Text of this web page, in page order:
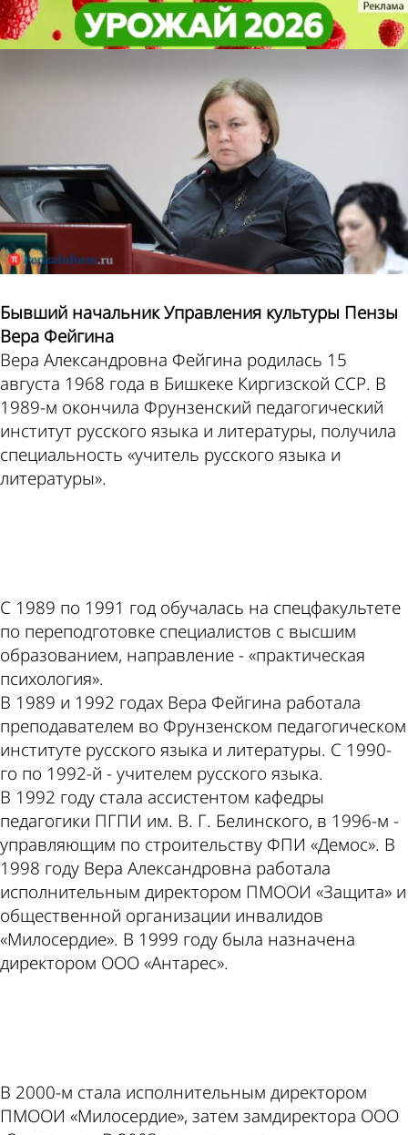
Фейгина Вера
Александровна
Персоны
Бывший начальник Управления культуры Пензы
Вера Фейгина
Вера Александровна Фейгина родилась 15
августа 1968 года в Бишкеке Киргизской ССР. В
1989-м окончила Фрунзенский педагогический
институт русского языка и литературы, получила
специальность «учитель русского языка и
литературы».
С 1989 по 1991 год обучалась на спецфакультете
по переподготовке специалистов с высшим
образованием, направление - «практическая
психология».
В 1989 и 1992 годах Вера Фейгина работала
преподавателем во Фрунзенском педагогическом
институте русского языка и литературы. С 1990-
го по 1992-й - учителем русского языка.
В 1992 году стала ассистентом кафедры
педагогики ПГПИ им. В. Г. Белинского, в 1996-м -
управляющим по строительству ФПИ «Демос». В
1998 году Вера Александровна работала
исполнительным директором ПМООИ «Защита» и
общественной организации инвалидов
«Милосердие». В 1999 году была назначена
директором ООО «Антарес».
В 2000-м стала исполнительным директором
ПМООИ «Милосердие», затем замдиректора ООО
Фейгина Вера
Александровна
Персоны
Последние
упоминания